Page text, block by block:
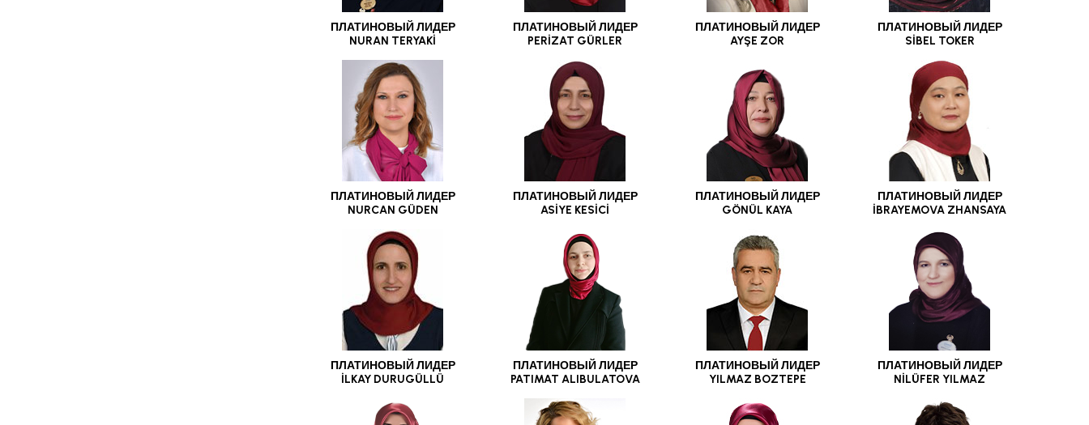
ПЛАТИНОВЫЙ ЛИДЕР
NURAN TERYAKİ
ПЛАТИНОВЫЙ ЛИДЕР
PERİZAT GÜRLER
ПЛАТИНОВЫЙ ЛИДЕР
AYŞE ZOR
ПЛАТИНОВЫЙ ЛИДЕР
SİBEL TOKER
ПЛАТИНОВЫЙ ЛИДЕР
NURCAN GÜDEN
ПЛАТИНОВЫЙ ЛИДЕР
ASİYE KESİCİ
ПЛАТИНОВЫЙ ЛИДЕР
GÖNÜL KAYA
ПЛАТИНОВЫЙ ЛИДЕР
İBRAYEMOVA ZHANSAYA
ПЛАТИНОВЫЙ ЛИДЕР
İLKAY DURUGÜLLÜ
ПЛАТИНОВЫЙ ЛИДЕР
PATIMAT ALIBULATOVA
ПЛАТИНОВЫЙ ЛИДЕР
YILMAZ BOZTEPE
ПЛАТИНОВЫЙ ЛИДЕР
NİLÜFER YILMAZ